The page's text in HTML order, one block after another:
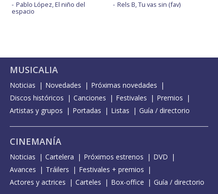
Pablo López, El niño del
espacio
Rels B, Tu vas sin (fav)
MUSICALIA
Noticias Novedades
Próximas novedades
Discos históricos
Canciones Festivales
Premios
Artistas y grupos
Portadas Listas Guía / directorio
CINEMANÍA
Noticias Cartelera Próximos estrenos
DVD
Avances
Tráilers
Festivales + premios
Actores y actrices
Carteles Box-office Guía / directorio